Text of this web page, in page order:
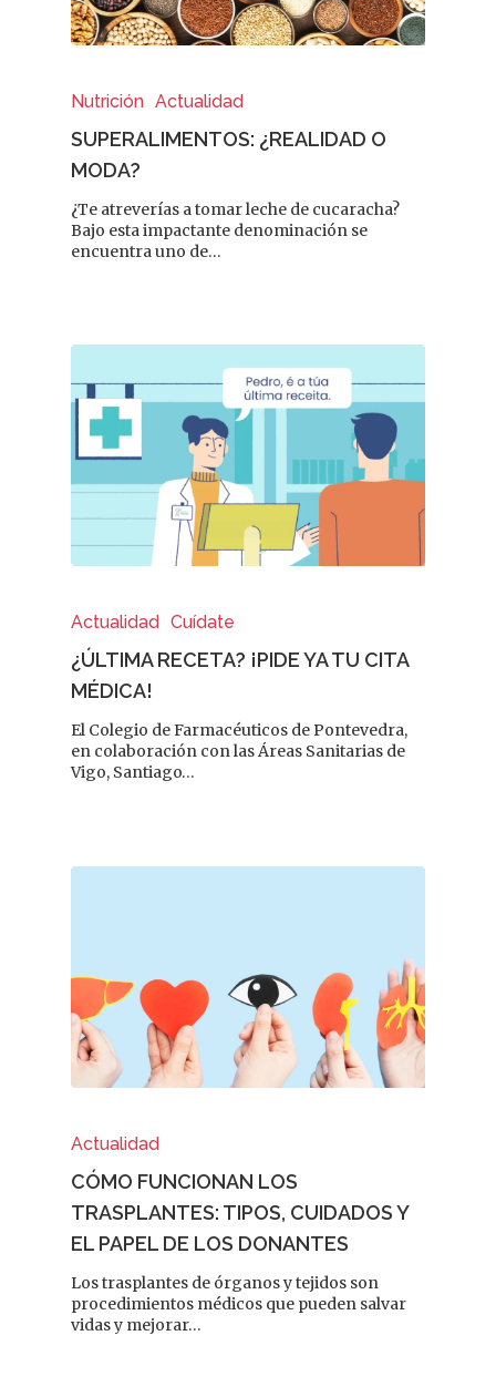
Nutrición Actualidad
SUPERALIMENTOS: ¿REALIDAD O
MODA?
¿Te atreverías a tomar leche de cucaracha?
Bajo esta impactante denominación se
encuentra uno de…
Actualidad Cuídate
¿ÚLTIMA RECETA? ¡PIDE YA TU CITA
MÉDICA!
El Colegio de Farmacéuticos de Pontevedra,
en colaboración con las Áreas Sanitarias de
Vigo, Santiago…
Actualidad
CÓMO FUNCIONAN LOS
TRASPLANTES: TIPOS, CUIDADOS Y
EL PAPEL DE LOS DONANTES
Los trasplantes de órganos y tejidos son
procedimientos médicos que pueden salvar
vidas y mejorar…
Actualidad
Infantil
Nutrición
Fitoterapia
La Voz De
Pacientes
Suscribirme